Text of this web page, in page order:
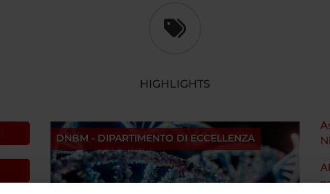
HIGHLIGHTS
DNBM - DIPARTIMENTO DI ECCELLENZA